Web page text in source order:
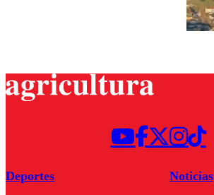
Deportes
Noticias